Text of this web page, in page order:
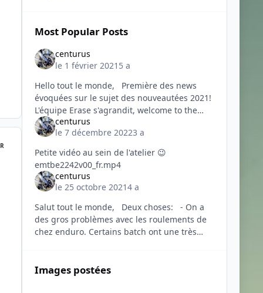
Most Popular Posts
centurus
le 1 février 2021 5 a
Hello tout le monde, Première des news
évoquées sur le sujet des nouveautées 2021!
L'équipe Erase s'agrandit, welcome to the
team Julien @Giskovcycle!
centurus
le 7 décembre 20223 a
Petite vidéo au sein de l'atelier 😉
centurus
le 25 octobre 20214 a
Salut tout le monde, Deux choses: - On a
des gros problèmes avec les roulements de
chez enduro. Certains batch ont une très
Images postées